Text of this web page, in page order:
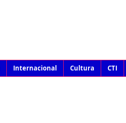
Internacional Cultura CTI